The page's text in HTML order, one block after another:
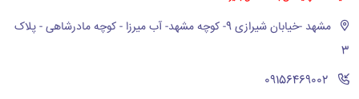
مشهد -خیابان شیرازی 9- کوچه مشهد- آب میرزا - کوچه مادرشاهی - پلاک
3
‪09156469002‬